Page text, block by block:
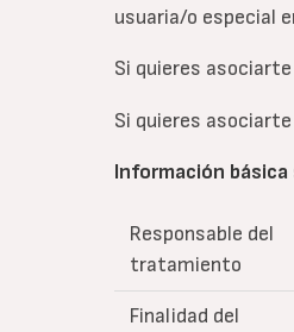
usuaria/o especial
Si quieres
Si quieres
Información
Responsable del
tratamiento
Finalidad del